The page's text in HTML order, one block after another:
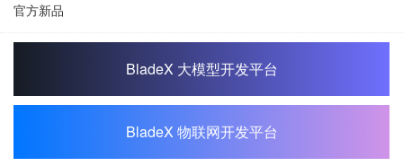
官方新品
BladeX 大模型开发平台
BladeX 物联网开发平台